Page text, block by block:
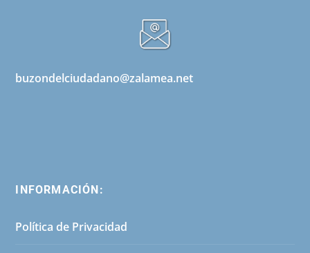
buzondelciudadano@zalamea.net
INFORMACIÓN:
Política de Privacidad